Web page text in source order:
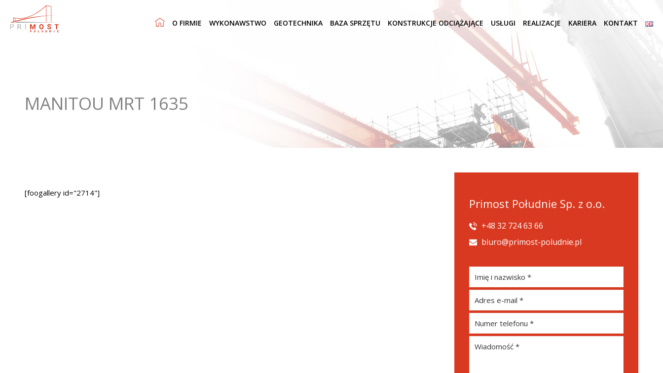
O FIRMIE WYKONAWSTWO GEOTECHNIKA BAZA SPRZĘTU KONSTRUKCJE ODCIĄŻAJĄCE USŁUGI REALIZACJE KARIERA KONTAKT
MANITOU MRT 1635
[foogallery id="2714"]
Primost Południe Sp. z o.o.
+48 32 724 63 66
biuro@primost-poludnie.pl